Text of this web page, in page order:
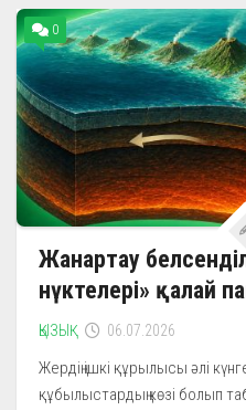
0
Жанартау
нүктелері» қалай
ҚЫЗЫҚ 06.07.2026
Жердің ішкі құрылысы әлі
құбылыстардың көзі болып